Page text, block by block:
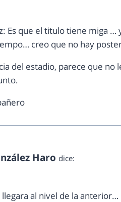
Es que el titulo tiene miga
creo que no hay
del estadio, parece que
Haro dice:
llegara al nivel de la